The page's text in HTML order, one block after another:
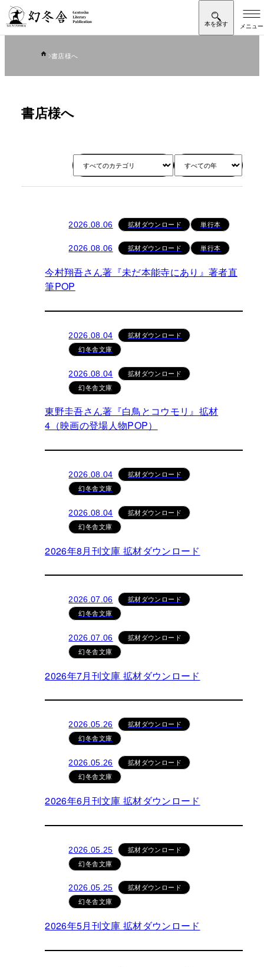
書店様へ
書店様へ
2026.08.06 拡材ダウンロード 単行本
2026.08.06 拡材ダウンロード 単行本
今村翔吾さん著『未だ本能寺にあり』著者直
筆POP
2026.08.04
拡材ダウンロード
幻冬舎文庫
2026.08.04
拡材ダウンロード
幻冬舎文庫
東野圭吾さん著『白鳥とコウモリ』拡材
4（映画の登場人物POP）
2026.08.04
拡材ダウンロード
幻冬舎文庫
2026.08.04
拡材ダウンロード
幻冬舎文庫
2026年8月刊文庫 拡材ダウンロード
2026.07.06
拡材ダウンロード
幻冬舎文庫
2026.07.06
拡材ダウンロード
幻冬舎文庫
2026年7月刊文庫 拡材ダウンロード
2026.05.26
拡材ダウンロード
幻冬舎文庫
2026.05.26
拡材ダウンロード
幻冬舎文庫
2026年6月刊文庫 拡材ダウンロード
2026.05.25
拡材ダウンロード
幻冬舎文庫
2026.05.25
拡材ダウンロード
幻冬舎文庫
2026年5月刊文庫 拡材ダウンロード